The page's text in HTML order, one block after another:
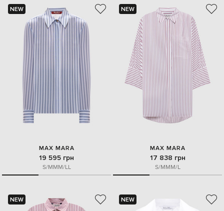
NEW
MAX MARA
19 595 грн
S/MMM/LL
NEW
MAX MARA
17 838 грн
S/MMM/L
NEW NEW